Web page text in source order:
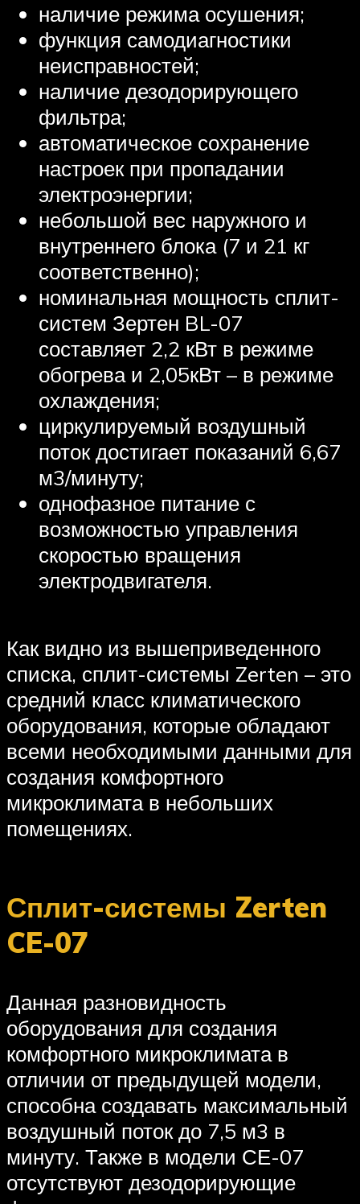
наличие режима осушения;
функция самодиагностики
неисправностей;
наличие дезодорирующего
фильтра;
автоматическое сохранение
настроек при пропадании
электроэнергии;
небольшой вес наружного и
внутреннего блока (7 и 21 кг
соответственно);
номинальная мощность сплит-
систем Зертен BL-07
составляет 2,2 кВт в режиме
обогрева и 2,05кВт – в режиме
охлаждения;
циркулируемый воздушный
поток достигает показаний 6,67
м3/минуту;
однофазное питание с
возможностью управления
скоростью вращения
электродвигателя.
Как видно из вышеприведенного
списка, сплит-системы Zerten – это
средний класс климатического
оборудования, которые обладают
всеми необходимыми данными для
создания комфортного
микроклимата в небольших
помещениях.
Сплит-системы Zerten
CE-07
Данная разновидность
оборудования для создания
комфортного микроклимата в
отличии от предыдущей модели,
способна создавать максимальный
воздушный поток до 7,5 м3 в
минуту. Также в модели СЕ-07
отсутствуют дезодорирующие